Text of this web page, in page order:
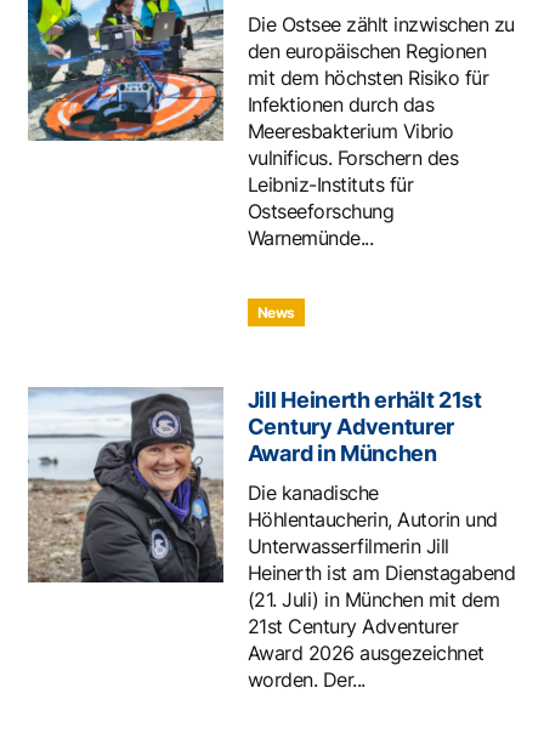
Die Ostsee zählt inzwischen zu
den europäischen Regionen
mit dem höchsten Risiko für
Infektionen durch das
Meeresbakterium Vibrio
vulnificus. Forschern des
Leibniz-Instituts für
Ostseeforschung
Warnemünde...
News
Jill Heinerth erhält 21st
Century Adventurer
Award in München
Die kanadische
Höhlentaucherin, Autorin und
Unterwasserfilmerin Jill
Heinerth ist am Dienstagabend
(21. Juli) in München mit dem
21st Century Adventurer
Award 2026 ausgezeichnet
worden. Der...